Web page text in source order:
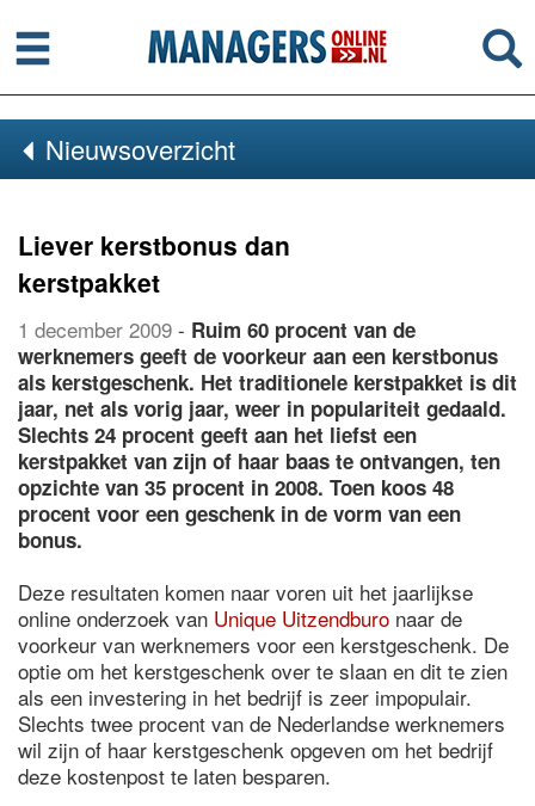
Menu
Nieuwsoverzicht
Liever kerstbonus dan
kerstpakket
1 december 2009 - Ruim 60 procent van de
werknemers geeft de voorkeur aan een kerstbonus
als kerstgeschenk. Het traditionele kerstpakket is dit
jaar, net als vorig jaar, weer in populariteit gedaald.
Slechts 24 procent geeft aan het liefst een
kerstpakket van zijn of haar baas te ontvangen, ten
opzichte van 35 procent in 2008. Toen koos 48
procent voor een geschenk in de vorm van een
bonus.
Deze resultaten komen naar voren uit het jaarlijkse
online onderzoek van Unique Uitzendburo naar de
voorkeur van werknemers voor een kerstgeschenk. De
optie om het kerstgeschenk over te slaan en dit te zien
als een investering in het bedrijf is zeer impopulair.
Slechts twee procent van de Nederlandse werknemers
wil zijn of haar kerstgeschenk opgeven om het bedrijf
deze kostenpost te laten besparen.